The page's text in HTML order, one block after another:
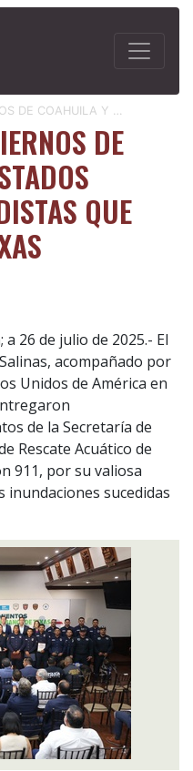
DE COAHUILA Y …
DE
QUE
26 de julio de 2025.- El
acompañado por
Unidos de América en
de la Secretaría de
Rescate Acuático de
911, por su valiosa
inundaciones sucedidas